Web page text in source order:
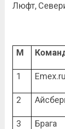
Люфт,
М
1 Emex.ru
2
3 Брага